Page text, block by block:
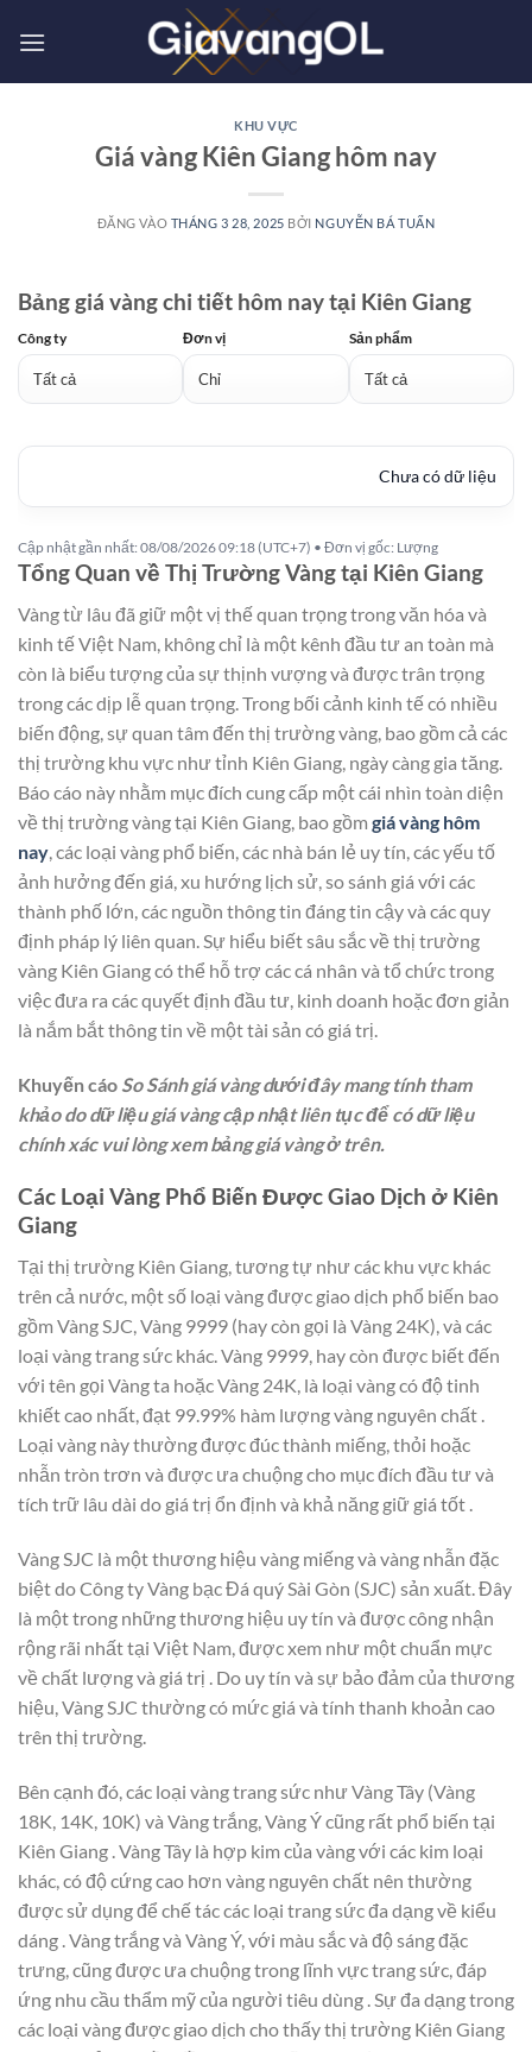
qua
KHU VỰC
Giá vàng Kiên Giang hôm nay
ĐĂNG VÀO THÁNG 3 28, 2025 BỞI NGUYỄN BÁ TUẤN
Bảng giá vàng chi tiết hôm nay tại Kiên Giang
Công ty Đơn vị Sản phẩm
Chưa có dữ liệu
Cập nhật gần nhất: 08/08/2026 09:18 (UTC+7) • Đơn vị gốc: Lượng
Tổng Quan về Thị Trường Vàng tại Kiên Giang
Vàng từ lâu đã giữ một vị thế quan trọng trong văn hóa và
kinh tế Việt Nam, không chỉ là một kênh đầu tư an toàn mà
còn là biểu tượng của sự thịnh vượng và được trân trọng
trong các dịp lễ quan trọng. Trong bối cảnh kinh tế có nhiều
biến động, sự quan tâm đến thị trường vàng, bao gồm cả các
thị trường khu vực như tỉnh Kiên Giang, ngày càng gia tăng.
Báo cáo này nhằm mục đích cung cấp một cái nhìn toàn diện
về thị trường vàng tại Kiên Giang, bao gồm giá vàng hôm
nay , các loại vàng phổ biến, các nhà bán lẻ uy tín, các yếu tố
ảnh hưởng đến giá, xu hướng lịch sử, so sánh giá với các
thành phố lớn, các nguồn thông tin đáng tin cậy và các quy
định pháp lý liên quan. Sự hiểu biết sâu sắc về thị trường
vàng Kiên Giang có thể hỗ trợ các cá nhân và tổ chức trong
việc đưa ra các quyết định đầu tư, kinh doanh hoặc đơn giản
là nắm bắt thông tin về một tài sản có giá trị.
Khuyến cáo So Sánh giá vàng dưới đây mang tính tham
khảo do dữ liệu giá vàng cập nhật liên tục để có dữ liệu
chính xác vui lòng xem bảng giá vàng ở trên.
Các Loại Vàng Phổ Biến Được Giao Dịch ở Kiên
Giang
Tại thị trường Kiên Giang, tương tự như các khu vực khác
trên cả nước, một số loại vàng được giao dịch phổ biến bao
gồm Vàng SJC, Vàng 9999 (hay còn gọi là Vàng 24K), và các
loại vàng trang sức khác. Vàng 9999, hay còn được biết đến
với tên gọi Vàng ta hoặc Vàng 24K, là loại vàng có độ tinh
khiết cao nhất, đạt 99.99% hàm lượng vàng nguyên chất .
Loại vàng này thường được đúc thành miếng, thỏi hoặc
nhẫn tròn trơn và được ưa chuộng cho mục đích đầu tư và
tích trữ lâu dài do giá trị ổn định và khả năng giữ giá tốt .
Vàng SJC là một thương hiệu vàng miếng và vàng nhẫn đặc
biệt do Công ty Vàng bạc Đá quý Sài Gòn (SJC) sản xuất. Đây
là một trong những thương hiệu uy tín và được công nhận
rộng rãi nhất tại Việt Nam, được xem như một chuẩn mực
về chất lượng và giá trị . Do uy tín và sự bảo đảm của thương
hiệu, Vàng SJC thường có mức giá và tính thanh khoản cao
trên thị trường.
Bên cạnh đó, các loại vàng trang sức như Vàng Tây (Vàng
18K, 14K, 10K) và Vàng trắng, Vàng Ý cũng rất phổ biến tại
Kiên Giang . Vàng Tây là hợp kim của vàng với các kim loại
khác, có độ cứng cao hơn vàng nguyên chất nên thường
được sử dụng để chế tác các loại trang sức đa dạng về kiểu
dáng . Vàng trắng và Vàng Ý, với màu sắc và độ sáng đặc
trưng, cũng được ưa chuộng trong lĩnh vực trang sức, đáp
ứng nhu cầu thẩm mỹ của người tiêu dùng . Sự đa dạng trong
các loại vàng được giao dịch cho thấy thị trường Kiên Giang